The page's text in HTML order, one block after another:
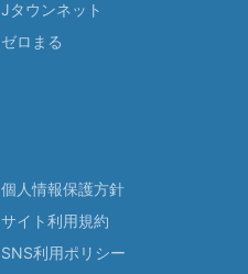
Jタウンネット
ゼロまる
個人情報保護方針
サイト利用規約
SNS利用ポリシー